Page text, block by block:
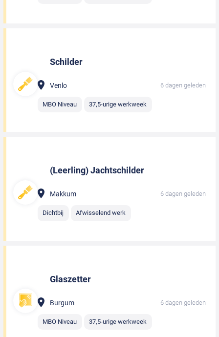
Schilder
Venlo 6 dagen geleden
MBO Niveau 37,5-urige werkweek
(Leerling) Jachtschilder
Makkum 6 dagen geleden
Dichtbij Afwisselend werk
Glaszetter
Burgum 6 dagen geleden
MBO Niveau 37,5-urige werkweek